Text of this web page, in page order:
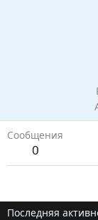
Сообщения
0
Последняя